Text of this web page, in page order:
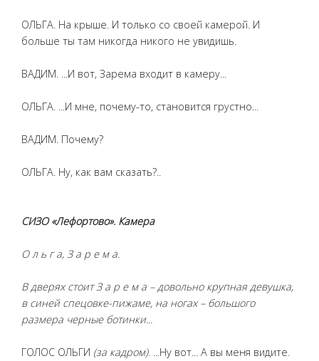
ОЛЬГА. На крыше. И только со своей камерой. И
больше ты там никогда никого не увидишь.
ВАДИМ. ...И вот, Зарема входит в камеру...
ОЛЬГА. ...И мне, почему-то, становится грустно...
ВАДИМ. Почему?
ОЛЬГА. Ну, как вам сказать?..
СИЗО «Лефортово». Камера
О л ь г а, З а р е м а.
В дверях стоит З а р е м а – довольно крупная девушка,
в синей спецовке-пижаме, на ногах – большого
размера черные ботинки...
ГОЛОС ОЛЬГИ (за кадром). ...Ну вот... А вы меня видите.